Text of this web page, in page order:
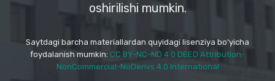
oshirilishi mumkin.
Saytdagi barcha materiallardan quyidagi lisenziya bo‘yicha
foydalanish mumkin: CC BY-NC-ND 4.0 DEED Attribution-
NonCommercial-NoDerivs 4.0 International